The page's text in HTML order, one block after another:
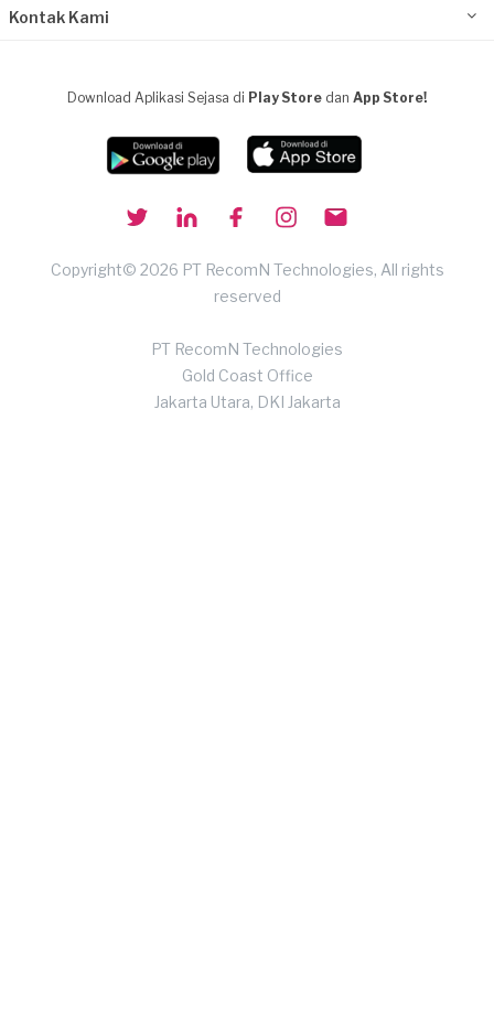
Kontak Kami
Download Aplikasi Sejasa di Play Store dan App Store!
Copyright© 2026 PT RecomN Technologies, All rights
reserved
PT RecomN Technologies
Gold Coast Office
Jakarta Utara, DKI Jakarta